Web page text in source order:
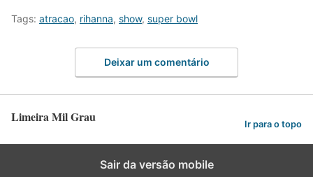
Tags: atracao, rihanna, show, super bowl
Deixar um comentário
Limeira Mil Grau Ir para o topo
Sair da versão mobile